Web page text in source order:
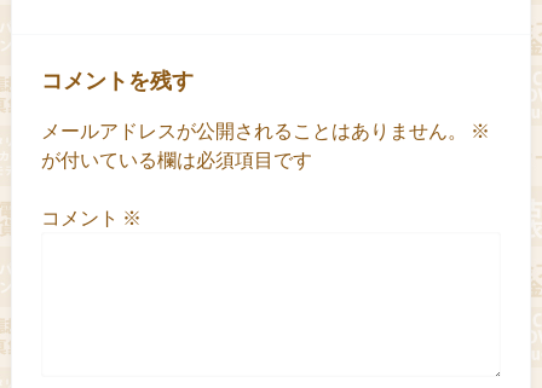
コメントを残す
メールアドレスが公開されることはありません。
※
が付いている欄は必須項目です
コメント ※